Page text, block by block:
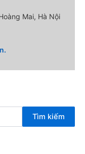
Mai, Hà Nội
Tìm kiếm